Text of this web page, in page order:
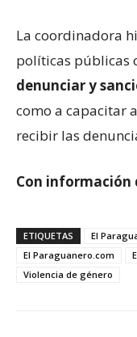
La coordinadora
políticas públicas
denunciar y
como a capacitar
recibir las
Con información
ETIQUETAS El
El Paraguanero.com
Violencia de género